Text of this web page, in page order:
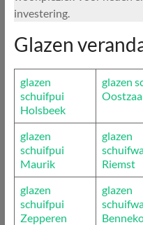
investering.
Glazen
glazen
schuifpui
Holsbeek
glazen
glazen
schuifpui
Maurik
glazen
Riemst
glazen
schuifpui
Zepperen
glazen